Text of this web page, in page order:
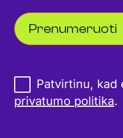
Prenumeruoti
Patvirtinu, kad
privatumo politika.